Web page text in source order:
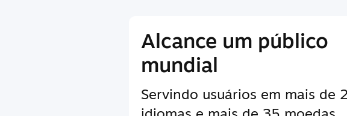
Alcance um público
mundial
Servindo usuários em mais de